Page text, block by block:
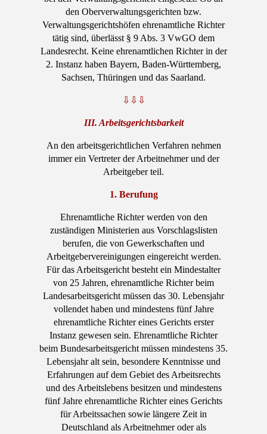
den Oberverwaltungsgerichten bzw.
Verwaltungsgerichtshöfen ehrenamtliche Richter
tätig sind, überlässt § 9 Abs. 3 VwGO dem
Landesrecht. Keine ehrenamtlichen Richter in der
2. Instanz haben Bayern, Baden-Württemberg,
Sachsen, Thüringen und das Saarland.
⇩⇩⇩
III. Arbeitsgerichtsbarkeit
An den arbeitsgerichtlichen Verfahren nehmen
immer ein Vertreter der Arbeitnehmer und der
Arbeitgeber teil.
1. Berufung
Ehrenamtliche Richter werden von den
zuständigen Ministerien aus Vorschlagslisten
berufen, die von Gewerkschaften und
Arbeitgebervereinigungen eingereicht werden.
Für das Arbeitsgericht besteht ein Mindestalter
von 25 Jahren, ehrenamtliche Richter beim
Landesarbeitsgericht müssen das 30. Lebensjahr
vollendet haben und mindestens fünf Jahre
ehrenamtliche Richter eines Gerichts erster
Instanz gewesen sein. Ehrenamtliche Richter
beim Bundesarbeitsgericht müssen mindestens 35.
Lebensjahr alt sein, besondere Kenntnisse und
Erfahrungen auf dem Gebiet des Arbeitsrechts
und des Arbeitslebens besitzen und mindestens
fünf Jahre ehrenamtliche Richter eines Gerichts
für Arbeitssachen sowie längere Zeit in
Deutschland als Arbeitnehmer oder als